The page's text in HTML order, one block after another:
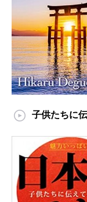
子供たちに